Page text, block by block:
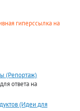
гиперссылка на
(Репортаж)
ответа на
(Идеи для